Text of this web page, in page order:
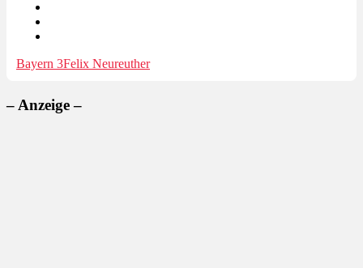
Bayern 3Felix Neureuther
– Anzeige –